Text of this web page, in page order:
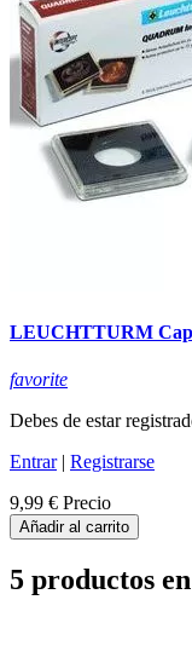
LEUCHTTURM
favorite
Debes de estar
Entrar| Registrarse
9,99 € Precio
Añadir al carrito
5 productos